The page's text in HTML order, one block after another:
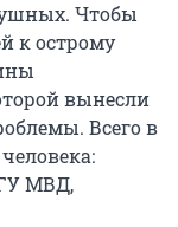
Чтобы
к острому
вынесли
Всего в
МВД,